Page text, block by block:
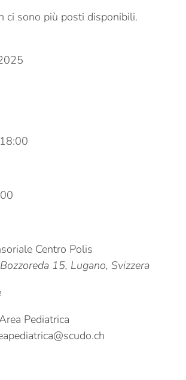
ci sono più posti disponibili.
Centro Polis
15, Lugano, Svizzera
Pediatrica